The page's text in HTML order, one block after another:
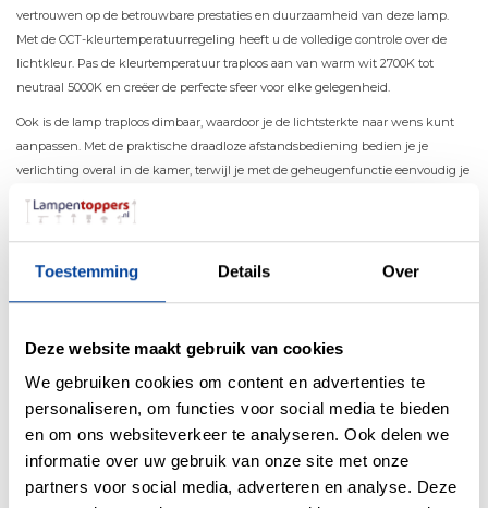
Toestemming Details Over
Deze website maakt gebruik van cookies
We gebruiken cookies om content en advertenties te
personaliseren, om functies voor social media te bieden
en om ons websiteverkeer te analyseren. Ook delen we
informatie over uw gebruik van onze site met onze
partners voor social media, adverteren en analyse. Deze
vertrouwen op de betrouwbare prestaties en duurzaamheid van deze lamp.
Met de CCT-kleurtemperatuurregeling heeft u de volledige controle over de
lichtkleur. Pas de kleurtemperatuur traploos aan van warm wit 2700K tot
neutraal 5000K en creëer de perfecte sfeer voor elke gelegenheid.
Ook is de lamp traploos dimbaar, waardoor je de lichtsterkte naar wens kunt
aanpassen. Met de praktische draadloze afstandsbediening bedien je je
verlichting overal in de kamer, terwijl je met de geheugenfunctie eenvoudig je
en betrouwbaarheid.
techniek van de LED hanglamp PURE E-LOOP. Laat u inspireren door het
moderne design, de elektrisch in hoogte verstelbare functie en de innovatieve
hoogwaardige verlichtingsoplossing. overtuigen door hun moderne design, de
elektrisch in hoogte verstelbare functie en de innovatieve functies. Breng
verlichtingsoplossing.
Deze kwaliteit en duurzaamheid garanderen wij met 10 jaar
Neuhaus PURE-garantie.